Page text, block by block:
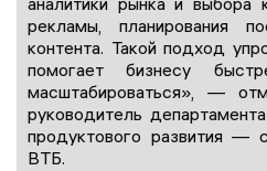
рекламы, планирования
контента. Такой подход
помогает бизнесу
масштабироваться», —
руководитель
продуктового развития —
ВТБ.